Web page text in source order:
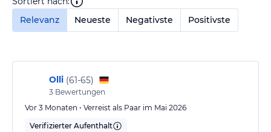
Relevanz
Neueste Negativste Positivste
Olli (61-65)
3 Bewertungen
Vor 3 Monaten • Verreist als Paar im Mai 2026
Verifizierter Aufenthalt